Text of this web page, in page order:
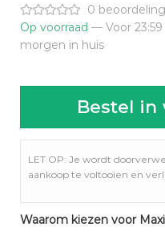
€20,50.
0
Op voorraad — Voor
morgen in huis
Bestel in
LET OP: Je wordt
aankoop te voltooien en
Waarom kiezen voor